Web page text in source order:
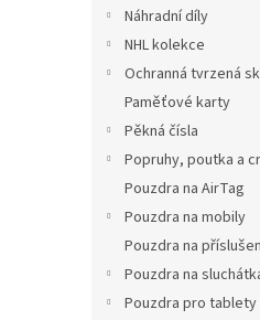
Náhradní díly
NHL kolekce
Ochranná tvrzená
Paměťové karty
Pěkná čísla
Popruhy, poutka a
Pouzdra na AirTag
Pouzdra na mobily
Pouzdra na
Pouzdra na
Pouzdra pro tablety